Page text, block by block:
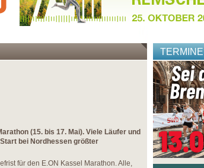
(15. bis 17. Mai). Viele Läufer und
bei Nordhessen größter
für den E.ON Kassel Marathon. Alle,
TERMINE